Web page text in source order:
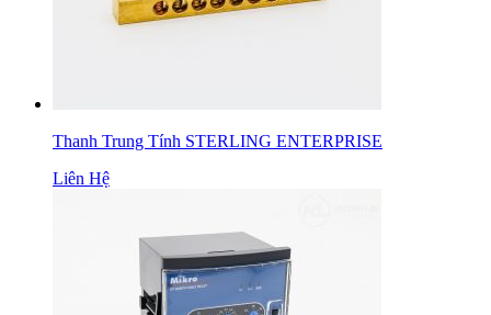
Thanh Trung Tính STERLING ENTERPRISE
Liên Hệ